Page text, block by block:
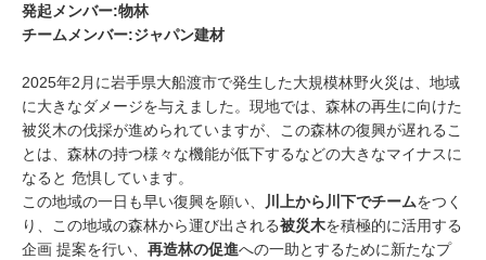
発起メンバー:物林
チームメンバー:ジャパン建材
2025年2月に岩手県大船渡市で発生した大規模林野火災は、地域
に大きなダメージを与えました。現地では、森林の再生に向けた
被災木の伐採が進められていますが、この森林の復興が遅れるこ
とは、森林の持つ様々な機能が低下するなどの大きなマイナスに
なると 危惧しています。
この地域の一日も早い復興を願い、
川上から川下でチームをつく
り、この地域の森林から運び出される被災木を積極的に活用する
企画 提案を行い、 再造林の促進への一助とするために新たなプ